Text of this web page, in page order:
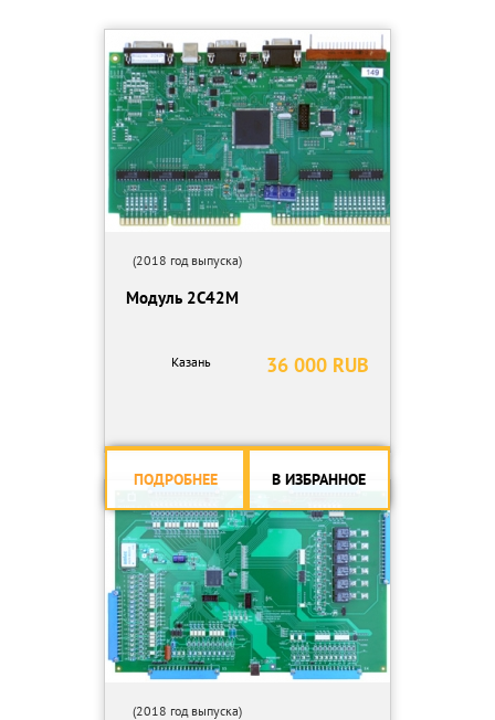
(2018 год выпуска)
Модуль 2С42М
36 000 RUB
Казань
ПОДРОБНЕЕ В ИЗБРАННОЕ
(2018 год выпуска)